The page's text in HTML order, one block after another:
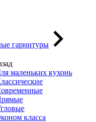
гарнитуры
маленьких кухонь
класса